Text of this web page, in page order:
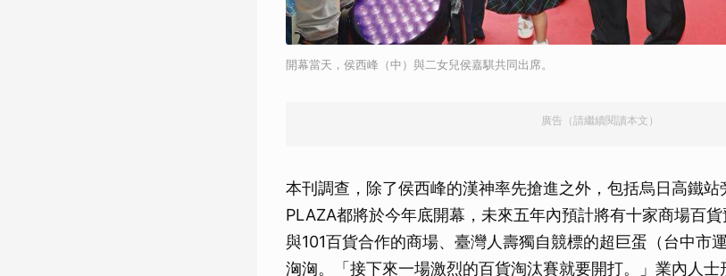
開幕當天，侯西峰（中）與二女兒侯嘉騏共同出席。
廣告（請繼續閱讀本文）
本刊調查，除了侯西峰的漢神率先搶進之外，包括烏日高鐵
PLAZA都將於今年底開幕，未來五年內預計將有十家商場百
與101百貨合作的商場、臺灣人壽獨自競標的超巨蛋（台中市
洶洶。「接下來一場激烈的百貨淘汰賽就要開打。」業內人士